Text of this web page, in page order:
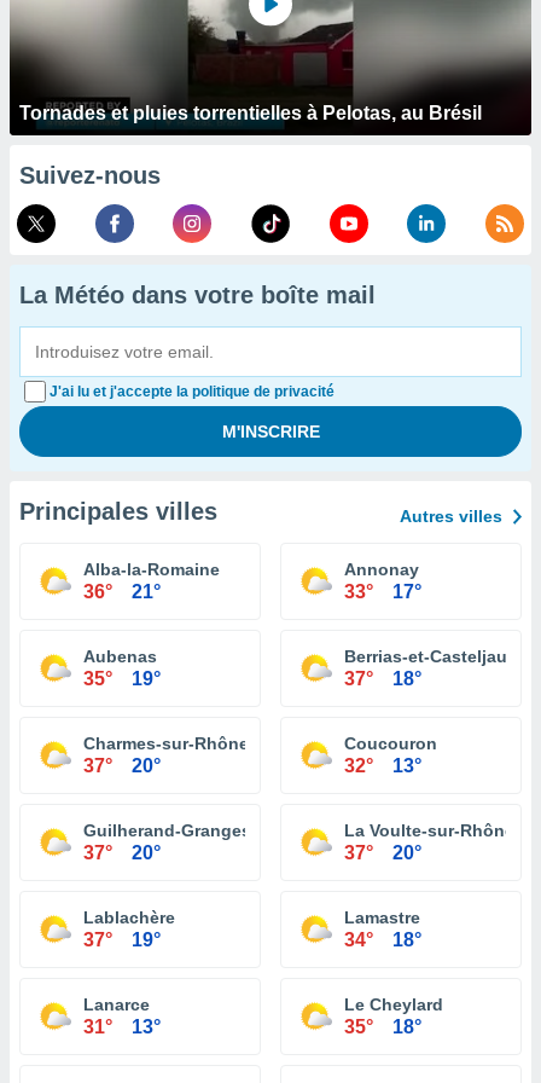
Tornades et pluies torrentielles à Pelotas, au Brésil
Suivez-nous
La Météo dans votre boîte mail
J'ai lu et j'accepte la politique de privacité
Principales villes Autres villes
Alba-la-Romaine
36° 21°
Annonay
33° 17°
Aubenas
35° 19°
Berrias-et-Casteljau
37° 18°
Charmes-sur-Rhône
37° 20°
Coucouron
32° 13°
Guilherand-Granges
37° 20°
La Voulte-sur-Rhône
37° 20°
Lablachère
37° 19°
Lamastre
34° 18°
Lanarce
31° 13°
Le Cheylard
35° 18°